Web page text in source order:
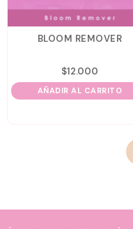
BLOOM REMOVER
$12.000
AÑADIR AL CARRITO